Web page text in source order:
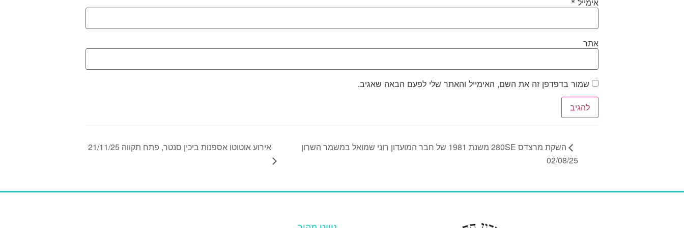
אימייל *
אתר
שמור בדפדפן זה את השם, האימייל והאתר שלי לפעם הבאה שאגיב.
השקת מרצדס 280SE משנת 1981 של חבר המועדון רוני שמואל במשמר השרון
02/08/25
אירוע אוטוטו אספנות ביכין סנטר, פתח תקווה 21/11/25